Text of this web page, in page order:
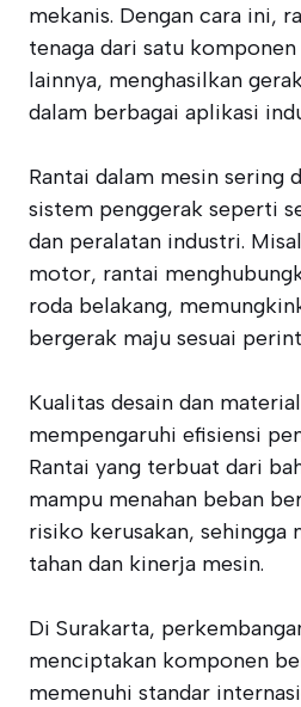
mekanis. Dengan cara ini,
tenaga dari satu
lainnya, menghasilkan
dalam berbagai aplikasi
Rantai dalam mesin sering
sistem penggerak seperti
dan peralatan industri.
motor, rantai
roda belakang,
bergerak maju sesuai
Kualitas desain dan
mempengaruhi efisiensi
Rantai yang terbuat dari
mampu menahan beban
risiko kerusakan, sehingga
tahan dan kinerja mesin.
Di Surakarta,
menciptakan komponen
memenuhi standar